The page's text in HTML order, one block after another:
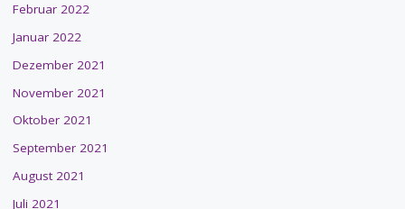
Februar 2022
Januar 2022
Dezember 2021
November 2021
Oktober 2021
September 2021
August 2021
Juli 2021